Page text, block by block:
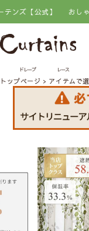
】 おしゃれなカーテ
ドレープ レース
トップページ アイテムで